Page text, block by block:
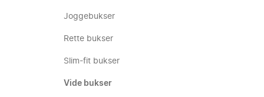
Joggebukser
Rette bukser
Slim-fit bukser
Vide bukser